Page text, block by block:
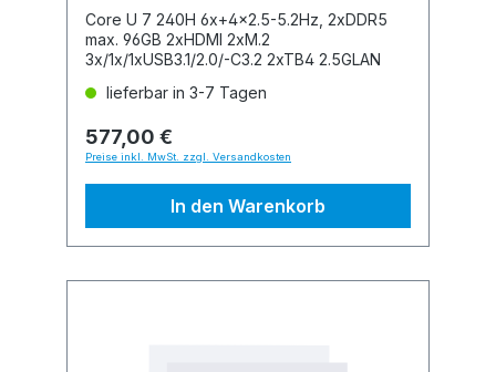
Core U 7 240H 6x+4x2.5-5.2Hz, 2xDDR5
max. 96GB 2xHDMI 2xM.2
3x/1x/1xUSB3.1/2.0/-C3.2 2xTB4 2.5GLAN
lieferbar in 3-7 Tagen
577,00 €
Preise inkl. MwSt. zzgl. Versandkosten
In den Warenkorb